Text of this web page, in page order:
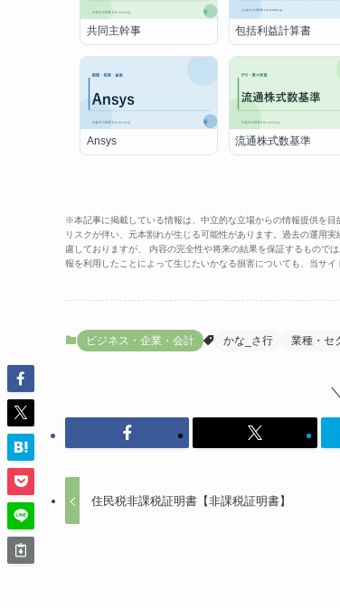
共同主幹事 包括利益計算書
Ansys 流通株式数基準
※本記事に掲載している情報は、中立的な立場からの情報提供を
リスクが伴い、元本割れが生じる可能性があります。過去の運用
慮しておりますが、 内容の完全性や将来の結果を保証するもので
報を利用したことによって生じたいかなる損害についても、当サ
ビジネス・企業・会計 かな_さ行 業種・セ
住民税非課税証明書【非課税証明書】